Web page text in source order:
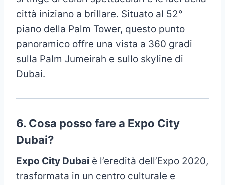
città iniziano a brillare. Situato al 52°
piano della Palm Tower, questo punto
panoramico offre una vista a 360 gradi
sulla Palm Jumeirah e sullo skyline di
Dubai.
6. Cosa posso fare a Expo City
Dubai?
Expo City Dubai è l’eredità dell’Expo 2020,
trasformata in un centro culturale e